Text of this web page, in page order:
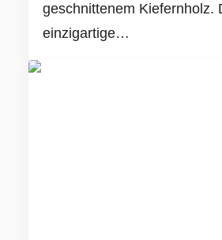
geschnittenem Kiefernholz.
einzigartige…